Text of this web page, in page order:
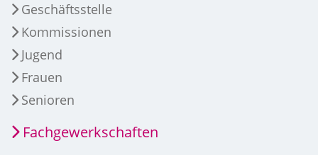
Geschäftsstelle
Kommissionen
Jugend
Frauen
Senioren
Fachgewerkschaften